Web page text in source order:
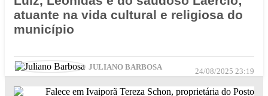
atuante na vida cultural e religiosa do
município
JULIANO BARBOSA 24/08/2025 23:19